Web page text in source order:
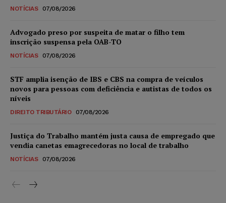
NOTÍCIAS 07/08/2026
Advogado preso por suspeita de matar o filho tem
inscrição suspensa pela OAB-TO
NOTÍCIAS 07/08/2026
STF amplia isenção de IBS e CBS na compra de veículos
novos para pessoas com deficiência e autistas de todos os
níveis
DIREITO TRIBUTÁRIO 07/08/2026
Justiça do Trabalho mantém justa causa de empregado que
vendia canetas emagrecedoras no local de trabalho
NOTÍCIAS 07/08/2026